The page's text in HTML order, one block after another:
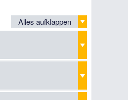
Alles aufklappen